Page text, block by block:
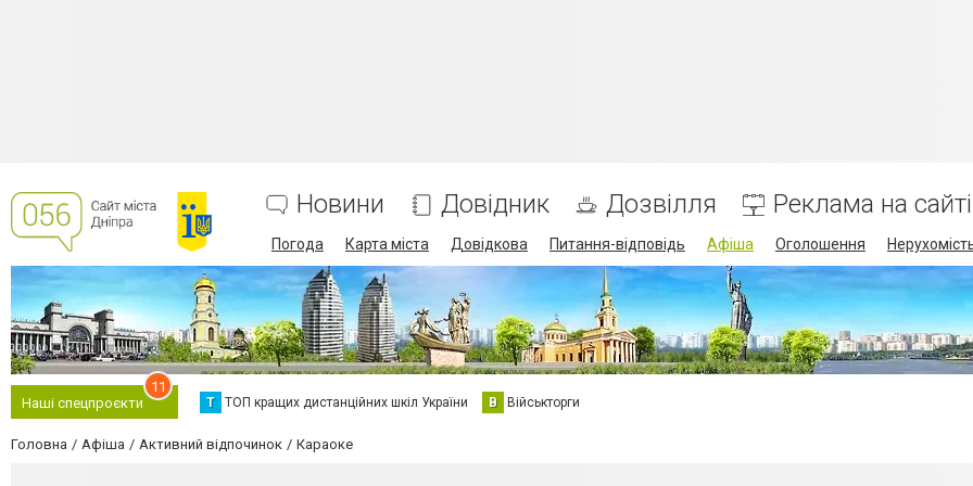
Новини Довідник Дозвілля Реклама на сайті
Погода Карта міста Довідкова Питання-відповідь Афіша Оголошення
Наші спецпроєкти
11
Т ТОП кращих дистанційних шкіл України В Військторги
Головна Афіша Активний відпочинок Караоке